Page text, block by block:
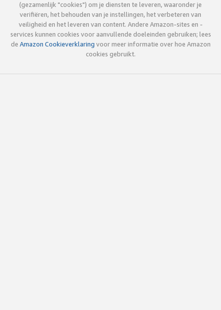
(gezamenlijk "cookies") om je diensten te leveren, waaronder je
verifiëren, het behouden van je instellingen, het verbeteren van
veiligheid en het leveren van content. Andere Amazon-sites en -
services kunnen cookies voor aanvullende doeleinden gebruiken; lees
de Amazon Cookieverklaring voor meer informatie over hoe Amazon
cookies gebruikt.